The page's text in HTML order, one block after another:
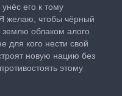
его к тому
желаю, чтобы чёрный
землю облаком алого
для кого нести свой
новую нацию без
этому